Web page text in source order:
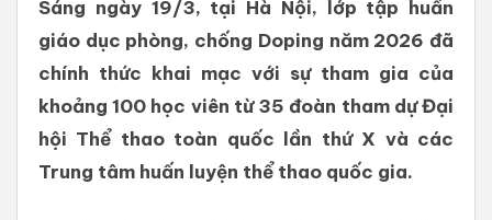
Sáng ngày 19/3, tại Hà Nội, lớp tập huấn
giáo dục phòng, chống Doping năm 2026 đã
chính thức khai mạc với sự tham gia của
khoảng 100 học viên từ 35 đoàn tham dự Đại
hội Thể thao toàn quốc lần thứ X và các
Trung tâm huấn luyện thể thao quốc gia.